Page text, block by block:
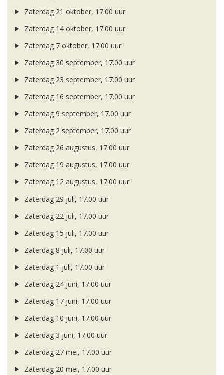
Zaterdag 21 oktober, 17.00 uur
Zaterdag 14 oktober, 17.00 uur
Zaterdag 7 oktober, 17.00 uur
Zaterdag 30 september, 17.00 uur
Zaterdag 23 september, 17.00 uur
Zaterdag 16 september, 17.00 uur
Zaterdag 9 september, 17.00 uur
Zaterdag 2 september, 17.00 uur
Zaterdag 26 augustus, 17.00 uur
Zaterdag 19 augustus, 17.00 uur
Zaterdag 12 augustus, 17.00 uur
Zaterdag 29 juli, 17.00 uur
Zaterdag 22 juli, 17.00 uur
Zaterdag 15 juli, 17.00 uur
Zaterdag 8 juli, 17.00 uur
Zaterdag 1 juli, 17.00 uur
Zaterdag 24 juni, 17.00 uur
Zaterdag 17 juni, 17.00 uur
Zaterdag 10 juni, 17.00 uur
Zaterdag 3 juni, 17.00 uur
Zaterdag 27 mei, 17.00 uur
Zaterdag 20 mei, 17.00 uur